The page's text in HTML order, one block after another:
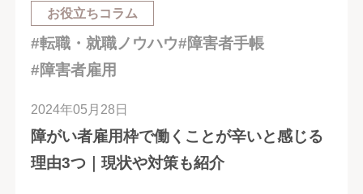
お役立ちコラム
#転職・就職ノウハウ#障害者手帳
#障害者雇用
2024年05月28日
障がい者雇用枠で働くことが辛いと感じる
理由3つ｜現状や対策も紹介